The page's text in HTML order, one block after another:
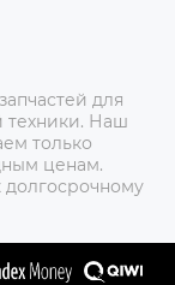
для
техники. Наш
только
ценам.